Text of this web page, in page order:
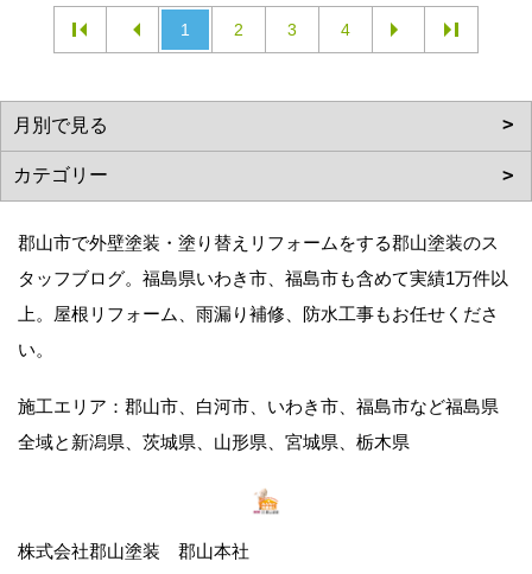
1 2 3 4
郡山市で外壁塗装・塗り替えリフォームをする郡山塗装のス
タッフブログ。福島県いわき市、福島市も含めて実績1万件以
上。屋根リフォーム、雨漏り補修、防水工事もお任せくださ
い。
施工エリア：郡山市、白河市、いわき市、福島市など福島県
全域と新潟県、茨城県、山形県、宮城県、栃木県
株式会社郡山塗装 郡山本社